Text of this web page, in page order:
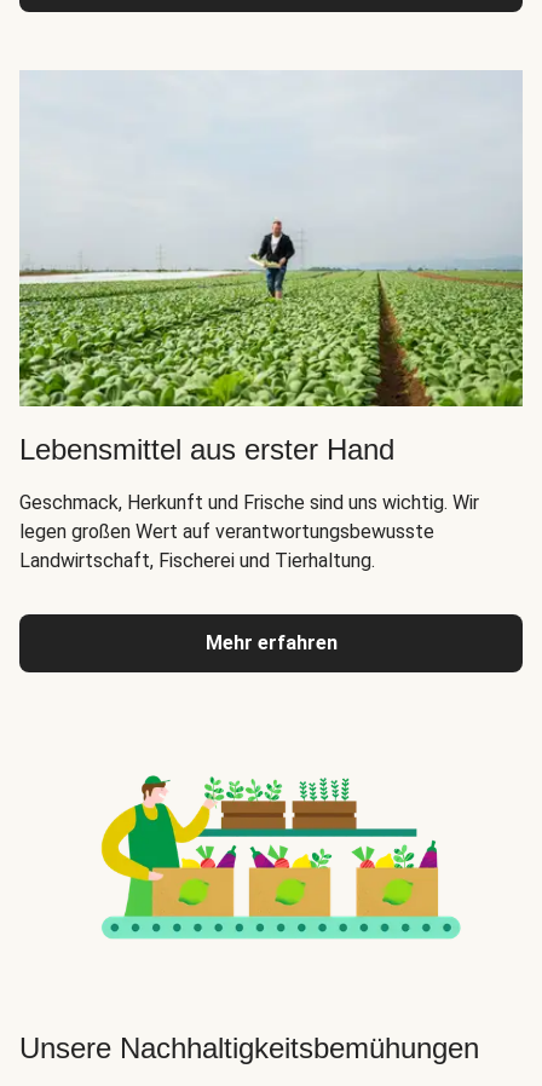
Lebensmittel aus erster Hand
Geschmack, Herkunft und Frische sind uns wichtig. Wir
legen großen Wert auf verantwortungsbewusste
Landwirtschaft, Fischerei und Tierhaltung.
Mehr erfahren
Unsere Nachhaltigkeitsbemühungen